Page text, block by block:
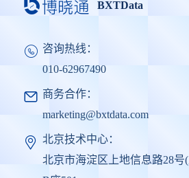
BXTData
咨询热线：
010-62967490
商务合作：
marketing@bxtdata.com
北京技术中心：
北京市海淀区上地信息路28号